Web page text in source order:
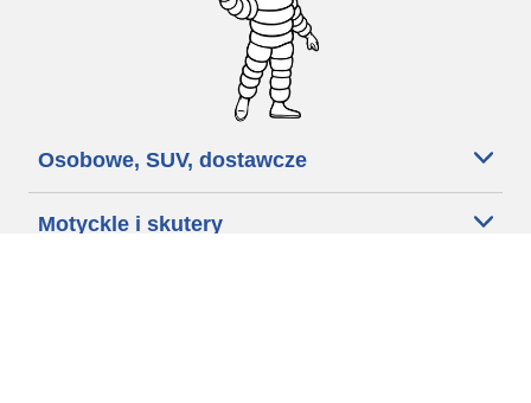
Osobowe, SUV, dostawcze
Motyckle i skutery